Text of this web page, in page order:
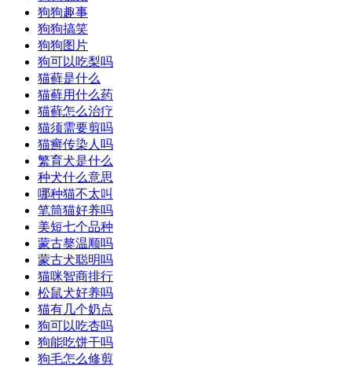
狗狗趣事
狗狗搞笑
狗狗图片
狗可以吃梨吗
猫藓是什么
猫藓用什么药
猫藓怎么治疗
猫须需要剪吗
猫癣传染人吗
繁育犬是什么
种犬什么意思
哪种猫不太叫
笔筒猫好养吗
美短七个品种
蒙古獒温顺吗
蒙古犬聪明吗
猫咪智商排行
松鼠犬好养吗
猫有几个奶点
狗可以吃杏吗
狗能吃饼干吗
狗毛怎么修剪